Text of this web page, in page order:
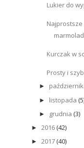
Lukier do
Najprostsze
Kurczak w
Prosty i
►
► listopada
► grudnia (3)
► 2016 (42)
► 2017 (40)